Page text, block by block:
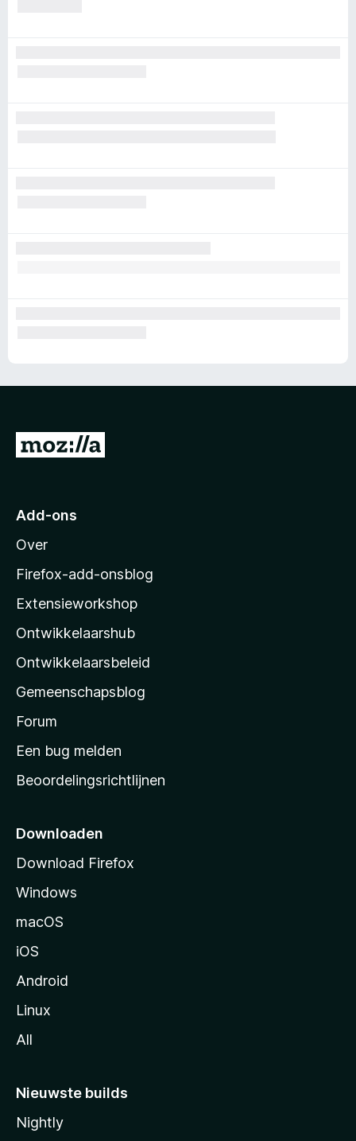
N
r
o
z
l
l
a
s
s
t
r
p
g
i
Add-ons
Over
Firefox-add-onsblog
Extensieworkshop
Ontwikkelaarshub
Ontwikkelaarsbeleid
Gemeenschapsblog
Forum
Een bug melden
Beoordelingsrichtlijnen
Downloaden
Download Firefox
Windows
macOS
iOS
Android
Linux
All
Nieuwste builds
Nightly